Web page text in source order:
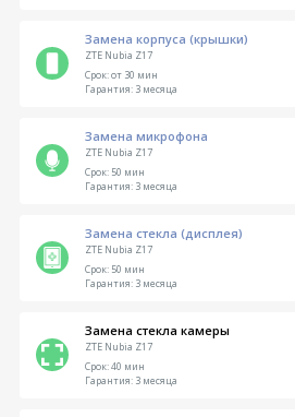
Замена корпуса (крышки)
ZTE Nubia Z17
Срок:от 30 мин
Гарантия:3 месяца
Замена микрофона
ZTE Nubia Z17
Срок:50 мин
Гарантия:3 месяца
Замена стекла (дисплея)
ZTE Nubia Z17
Срок:50 мин
Гарантия:3 месяца
Замена стекла камеры
ZTE Nubia Z17
Срок:40 мин
Гарантия:3 месяца